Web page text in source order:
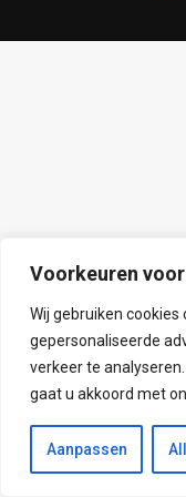
Voorkeuren
Wij gebruiken
gepersonaliseerde
verkeer te
gaat u akkoord met
Aanpassen